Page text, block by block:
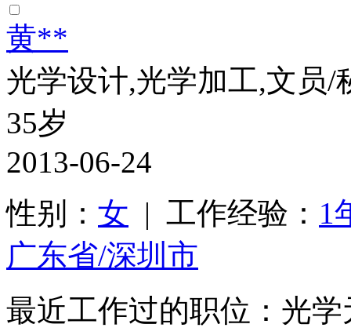
黄**
光学设计,光学加工,文员/
35岁
2013-06-24
性别： 女 | 工作经验： 1
广东省/深圳市
最近工作过的职位：光